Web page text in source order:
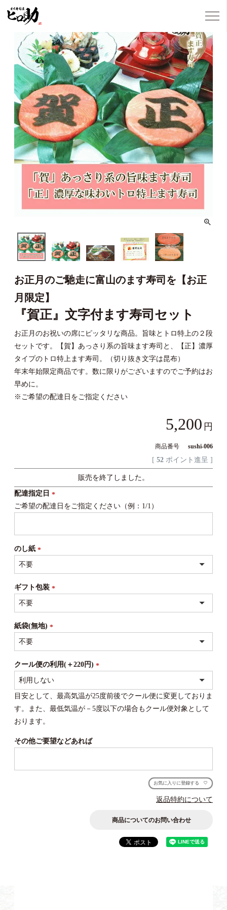
お正月のご馳走に富山のます寿司を【お正
月限定】
『賀正』文字付ます寿司セット
お正月のお祝いの席にピッタリな商品。旨味とトロ特上の２段
セットです。【賀】あっさり系の旨味ます寿司と、【正】濃厚
タイプのトロ特上ます寿司。（切り抜き文字は昆布）
年末年始限定商品です。数に限りがございますのでご予約はお
早めに。
※ご希望の配達日をご指定ください
5,200
商品番号 sushi-006
[ 52 ポイント進呈 ]
販売を終了しました。
配達指定日
(必
ご希望の配達日をご指定ください（例：1/1）
のし紙
須)
ギフト包装
須)
紙袋(無地)
須)
クール便の利用(＋220円)
須)
目安として、最高気温が25度前後でクール便に変更しておりま
す。また、最低気温が－5度以下の場合もクール便対象として
おります。
その他ご要望などあれば
お気に入りに登録する
返品特約について
商品についてのお問い合わせ